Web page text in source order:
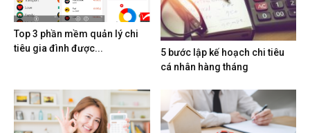
Top 3 phần mềm quản lý chi
tiêu gia đình được...
5 bước lập kế hoạch chi tiêu
cá nhân hàng tháng